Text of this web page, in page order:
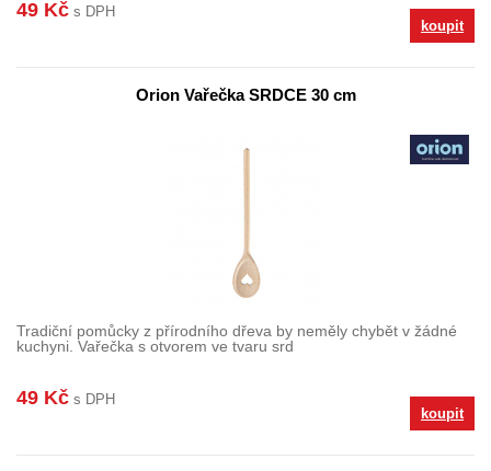
49 Kč s DPH
koupit
Orion Vařečka SRDCE 30 cm
Tradiční pomůcky z přírodního dřeva by neměly chybět v žádné
kuchyni. Vařečka s otvorem ve tvaru srd
49 Kč s DPH
koupit